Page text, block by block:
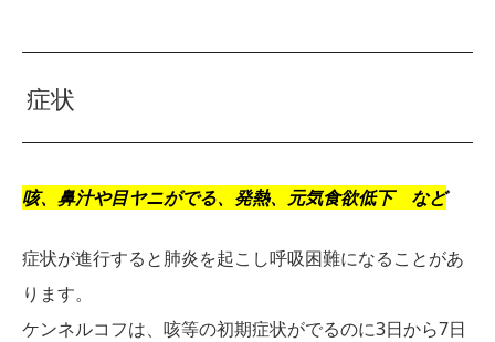
症状
咳、鼻汁や目ヤニがでる、発熱、元気食欲低下 など
症状が進行すると肺炎を起こし呼吸困難になることがあ
ります。
ケンネルコフは、咳等の初期症状がでるのに3日から7日